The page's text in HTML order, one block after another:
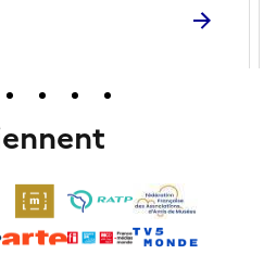
agenda/la-nuit-des-